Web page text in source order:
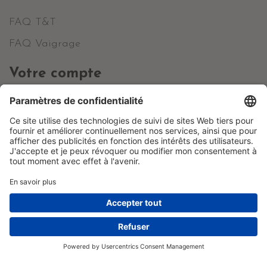
FAQ T&T
FAQ Vaigrage
Votre compte
Informations personnelles
Commandes
Avoirs
Adresses